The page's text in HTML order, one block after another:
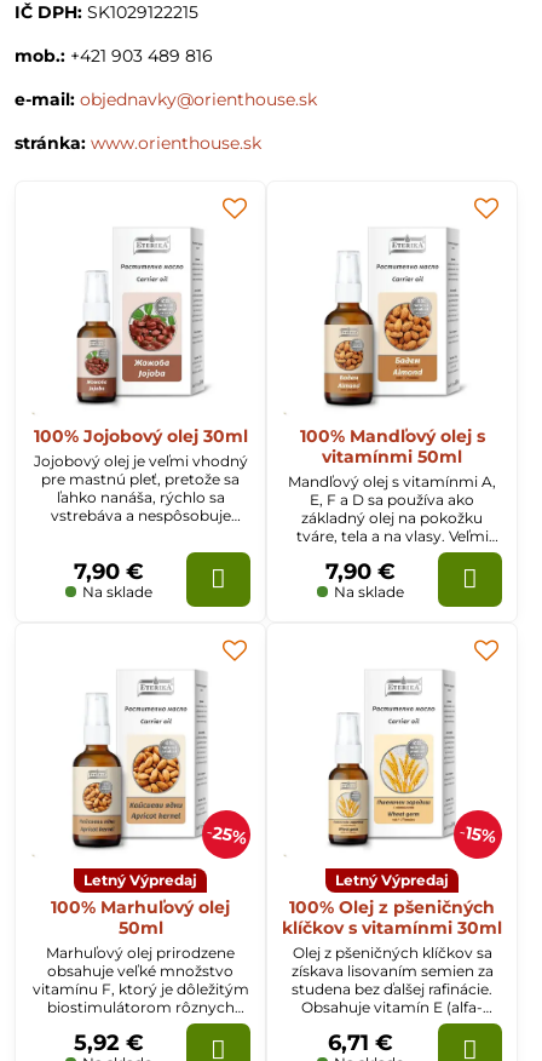
IČ DPH: SK1029122215
mob.: +421 903 489 816
e-mail: objednavky@orienthouse.sk
stránka: www.orienthouse.sk
100% Jojobový olej 30ml
Jojobový olej je veľmi vhodný
pre mastnú pleť, pretože sa
ľahko nanáša, rýchlo sa
vstrebáva a nespôsobuje
príjemný pocit a udržuje
vlhkosť v pokožke.
Na sklade
7,90 €
100% Mandľový olej s
vitamínmi 50ml
Mandľový olej s vitamínmi A,
E, F a D sa používa ako
základný olej na pokožku
tváre, tela a na vlasy. Veľmi
dobre sa vstrebáva,
regeneruje pleť a podporuje
syntézu kožného kolagénu.
Na sklade
7,90 €
25%
Letný Výpredaj
100% Marhuľový olej
50ml
Marhuľový olej prirodzene
obsahuje veľké množstvo
vitamínu F, ktorý je dôležitým
biostimulátorom rôznych
fyziologických a
biochemických procesov v
5,92 €
15%
Letný Výpredaj
100% Olej z pšeničných
klíčkov s vitamínmi 30ml
Olej z pšeničných klíčkov sa
získava lisovaním semien za
studena bez ďalšej rafinácie.
Obsahuje vitamín E (alfa-
tokoferol), zárodočný lecitín,
metionín a mikroelementy.
6,71 €